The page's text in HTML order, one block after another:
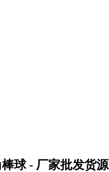
球 - 厂家批发货源